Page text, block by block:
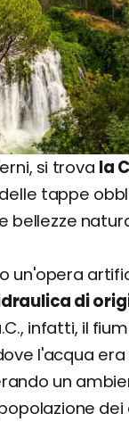
si trova la
tappe
bellezze
un'opera
di
infatti, il
l'acqua
un